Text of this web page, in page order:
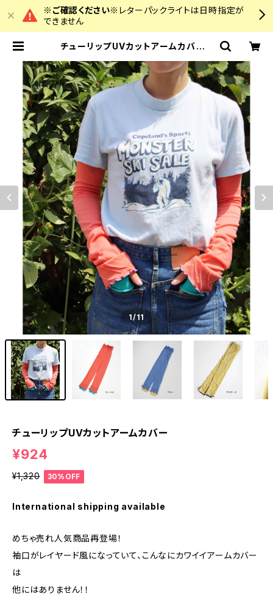
※ご確認ください※ レターパックライトは日時指定が
できません
チューリップUVカットアームカバー |
1/11
チューリップUVカットアームカバー
¥924
¥1,320 30%OFF
International shipping available
めちゃ売れ人気商品再登場！
袖口がレイヤード風になっていて、こんなにカワイイアームカバー
は
他にはありません！！